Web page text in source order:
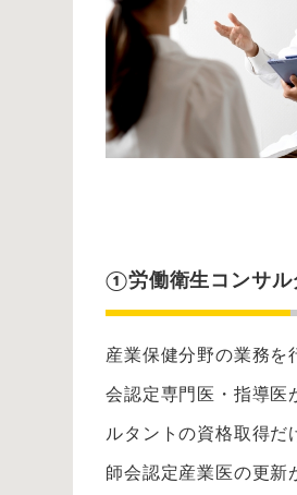
①労働衛生コン
産業保健分野の業務を
会認定専門医・指導医
ルタントの資格取得だ
師会認定産業医の更新